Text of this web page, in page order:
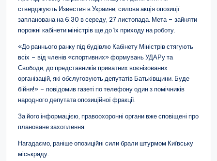
стверджують Известия в Украине, силова акція опозиції
запланована на 6:30 в середу, 27 листопада. Мета – зайняти
порожні кабінети міністрів ще до їх приходу на роботу.
«До раннього ранку під будівлю Кабінету Міністрів стягують
всіх – від членів «спортивних» формувань УДАРу та
Свободи, до представників приватних воєнізованих
організацій, які обслуговують депутатів Батьківщини. Буде
бійня!» – повідомив газеті по телефону один з помічників
народного депутата опозиційної фракції.
За його інформацією, правоохоронні органи вже сповіщені про
плановане захоплення.
Нагадаємо, раніше опозиційні сили брали штурмом Київську
міськраду.